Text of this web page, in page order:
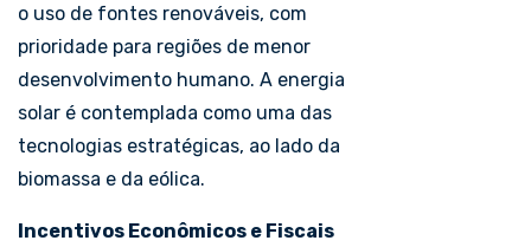
o uso de fontes renováveis, com
prioridade para regiões de menor
desenvolvimento humano. A energia
solar é contemplada como uma das
tecnologias estratégicas, ao lado da
biomassa e da eólica.
Incentivos Econômicos e Fiscais